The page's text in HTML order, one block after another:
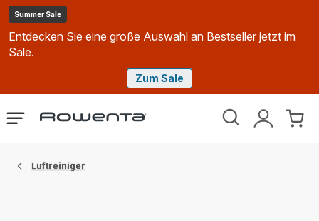
Summer Sale
Entdecken Sie eine große Auswahl an Bestseller jetzt im
Sale.
Zum Sale
Rowenta
Mein
Mein
Das
Luftreiniger